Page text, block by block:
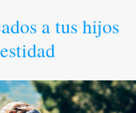
a tus hijos